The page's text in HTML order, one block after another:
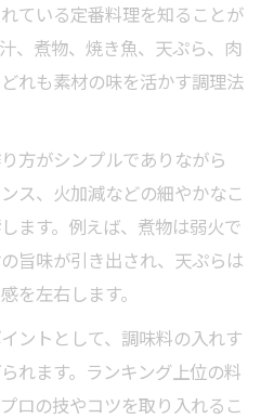
ている定番料理を知ることが
、煮物、焼き魚、天ぷら、肉
れも素材の味を活かす調理法
方がシンプルでありながら
ス、火加減などの細やかなこ
ます。例えば、煮物は弱火で
旨味が引き出され、天ぷらは
を左右します。
ントとして、調味料の入れす
れます。ランキング上位の料
ロの技やコツを取り入れるこ